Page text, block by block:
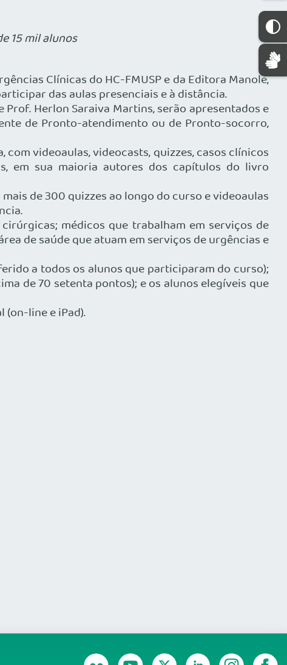
15 mil alunos
Clínicas do HC-FMUSP e da Editora Manole,
das aulas presenciais e à distância.
Herlon Saraiva Martins, serão apresentados e
de Pronto-atendimento ou de Pronto-socorro,
videoaulas, videocasts, quizzes, casos clínicos
em sua maioria autores dos capítulos do livro
de 300 quizzes ao longo do curso e videoaulas
médicos que trabalham em serviços de
de saúde que atuam em serviços de urgências e
a todos os alunos que participaram do curso);
de 70 setenta pontos); e os alunos elegíveis que
line e iPad).